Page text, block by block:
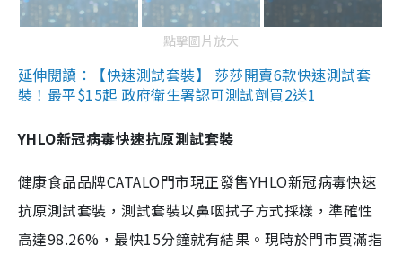
點擊圖片放大
延伸閱讀：【快速測試套裝】 莎莎開賣6款快速測試套
裝！最平$15起 政府衛生署認可測試劑買2送1
YHLO新冠病毒快速抗原測試套裝
健康食品品牌CATALO門市現正發售YHLO新冠病毒快速
抗原測試套裝，測試套裝以鼻咽拭子方式採樣，準確性
高達98.26%，最快15分鐘就有結果。現時於門市買滿指